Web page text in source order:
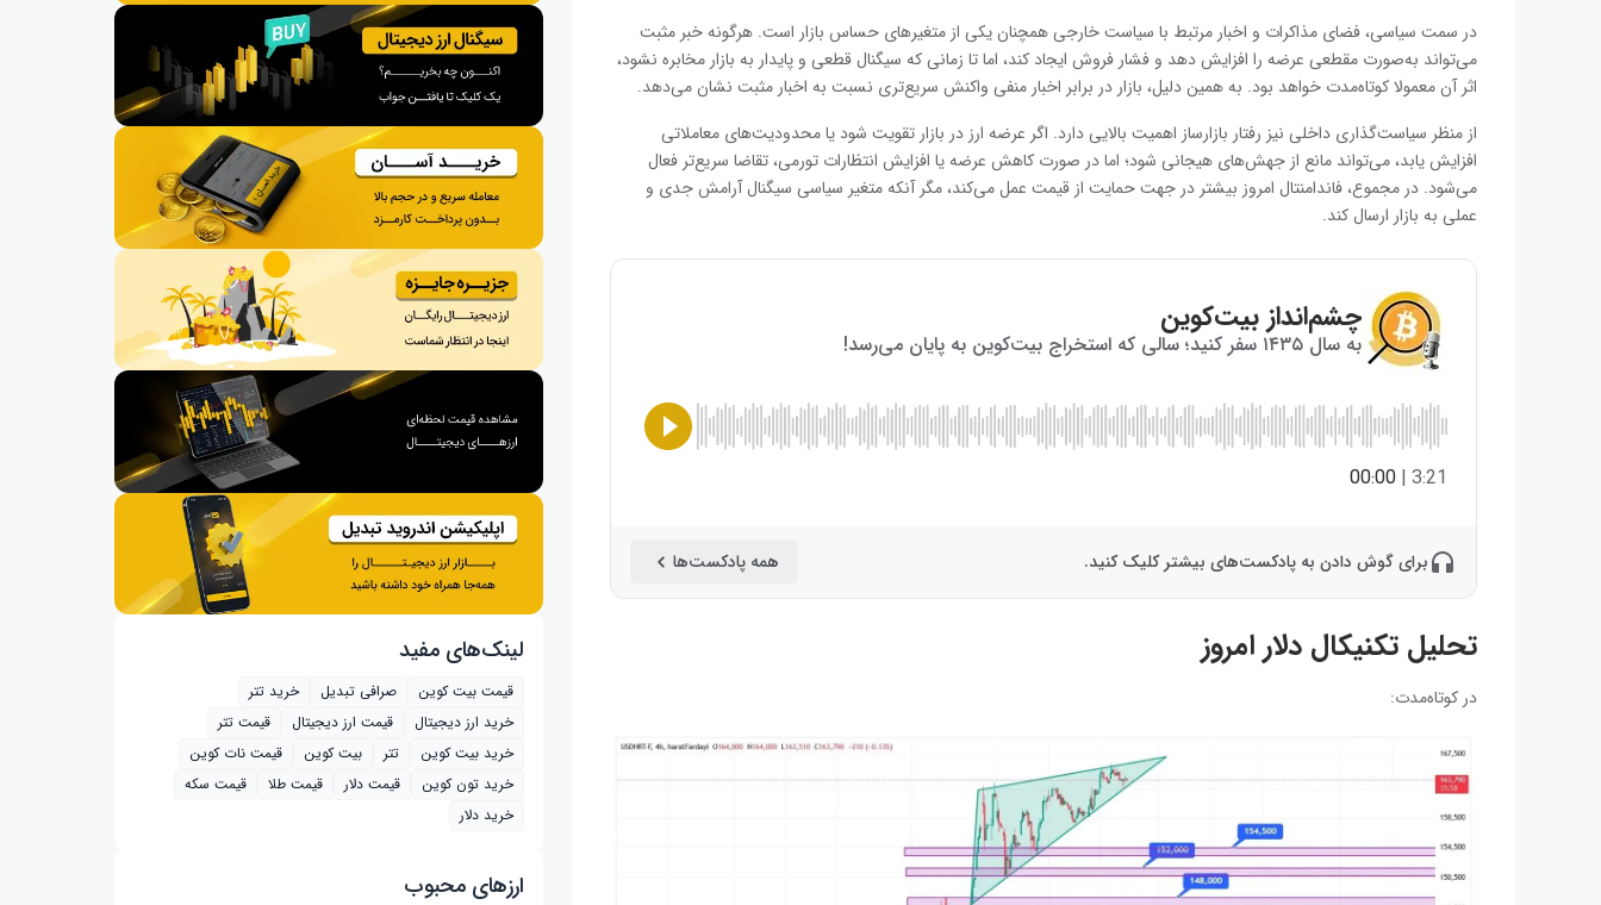
در سمت سیاسی، فضای مذاکرات و اخبار مرتبط با سیاست خارجی همچنان یکی از متغیرهای حساس بازار است. هرگونه خبر مثبت
می‌تواند به‌صورت مقطعی عرضه را افزایش دهد و فشار فروش ایجاد کند، اما تا زمانی که سیگنال قطعی و پایدار به بازار مخابره نشود،
اثر آن معمولا کوتاه‌مدت خواهد بود. به همین دلیل، بازار در برابر اخبار منفی واکنش سریع‌تری نسبت به اخبار مثبت نشان می‌دهد.
از منظر سیاست‌گذاری داخلی نیز رفتار بازارساز اهمیت بالایی دارد. اگر عرضه ارز در بازار تقویت شود یا محدودیت‌های معاملاتی
افزایش یابد، می‌تواند مانع از جهش‌های هیجانی شود؛ اما در صورت کاهش عرضه یا افزایش انتظارات تورمی، تقاضا سریع‌تر فعال
می‌شود. در مجموع، فاندامنتال امروز بیشتر در جهت حمایت از قیمت عمل می‌کند، مگر آنکه متغیر سیاسی سیگنال آرامش جدی و
عملی به بازار ارسال کند.
چشم‌انداز بیت‌کوین
به سال ۱۴۳۵ سفر کنید؛ سالی که استخراج بیت‌کوین به پایان می‌رسد!
3:21
|
00:00
برای گوش دادن به پادکست‌های بیشتر کلیک کنید. همه پادکست‌ها
تحلیل تکنیکال دلار امروز
در کوتاه‌مدت:
لینک‌های مفید
قیمت بیت کوین صرافی تبدیل
خرید تتر
خرید ارز دیجیتال
قیمت ارز دیجیتال
قیمت تتر
خرید بیت‌ کوین
تتر بیت کوین
قیمت نات کوین
خرید تون کوین
قیمت دلار قیمت طلا
قیمت سکه
خرید دلار
ارز‌های محبوب